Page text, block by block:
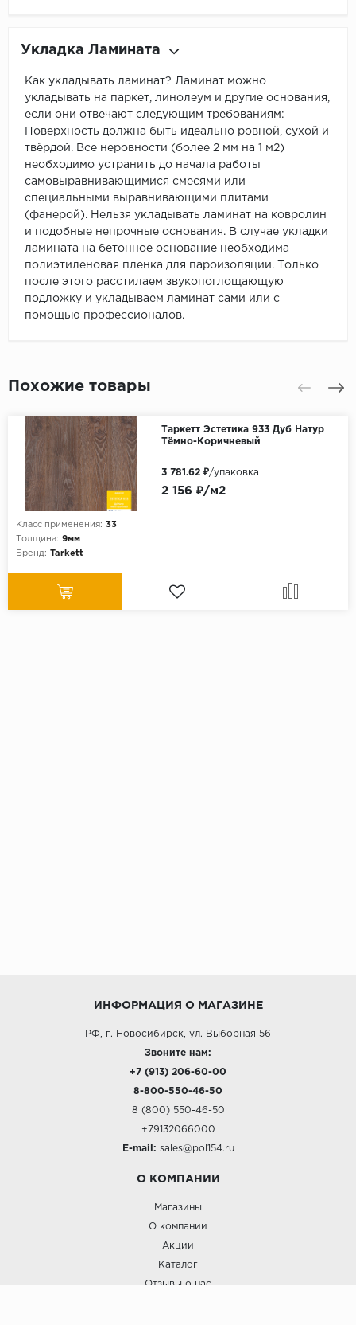
Укладка Ламината
Как укладывать ламинат? Ламинат можно
укладывать на паркет, линолеум и другие основания,
если они отвечают следующим требованиям:
Поверхность должна быть идеально ровной, сухой и
твёрдой. Все неровности (более 2 мм на 1 м2)
необходимо устранить до начала работы
самовыравнивающимися смесями или
специальными выравнивающими плитами
(фанерой). Нельзя укладывать ламинат на ковролин
и подобные непрочные основания. В случае укладки
ламината на бетонное основание необходима
полиэтиленовая пленка для пароизоляции. Только
после этого расстилаем звукопоглощающую
подложку и укладываем ламинат сами или с
помощью профессионалов.
Похожие товары
Таркетт Эстетика 933 Дуб Натур
Тёмно-Коричневый
Класс применения: 33
Толщина: 9мм
Бренд: Tarkett
2 156 ₽/м2
3 781.62 ₽/упаковка
ИНФОРМАЦИЯ О МАГАЗИНЕ
РФ, г. Новосибирск, ул. Выборная 56
Звоните нам:
+7 (913) 206-60-00
8-800-550-46-50
8 (800) 550-46-50
+79132066000
E-mail: sales@pol154.ru
О КОМПАНИИ
Магазины
О компании
Акции
Каталог
Отзывы о нас